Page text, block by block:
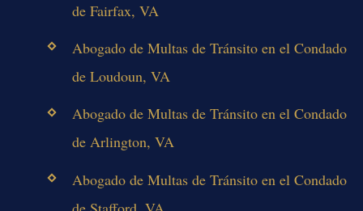
de Fairfax, VA
Abogado de Multas de Tránsito en el Condado
de Loudoun, VA
Abogado de Multas de Tránsito en el Condado
de Arlington, VA
Abogado de Multas de Tránsito en el Condado